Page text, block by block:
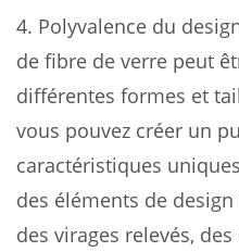
4. Polyvalence du
de fibre de verre peut
différentes formes et
vous pouvez créer un
caractéristiques
des éléments de
des virages relevés,